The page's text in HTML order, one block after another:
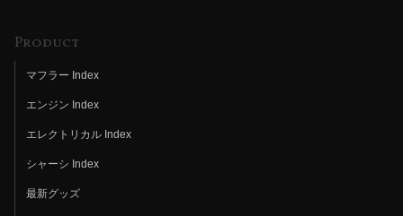
Product
マフラー Index
エンジン Index
エレクトリカル Index
シャーシ Index
最新グッズ